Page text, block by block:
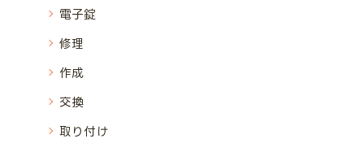
電子錠
修理
作成
交換
取り付け